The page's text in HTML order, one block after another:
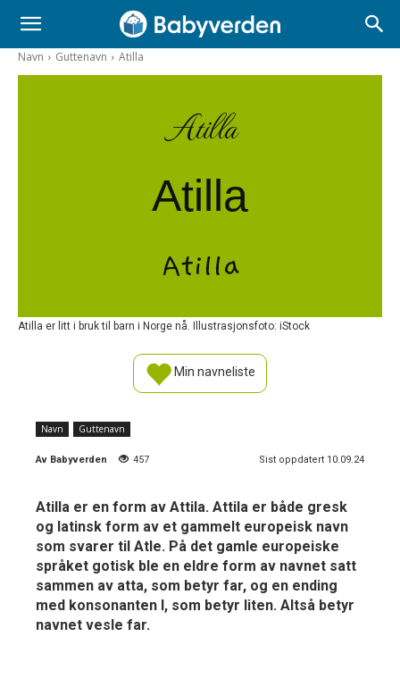
Navn Guttenavn Atilla
Atilla
Atilla
Atilla
Atilla er litt i bruk til barn i Norge nå. Illustrasjonsfoto: iStock
Min navneliste
Navn Guttenavn
Av Babyverden 457 Sist oppdatert 10.09.24
Atilla er en form av Attila. Attila er både gresk
og latinsk form av et gammelt europeisk navn
som svarer til Atle. På det gamle europeiske
språket gotisk ble en eldre form av navnet satt
sammen av atta, som betyr far, og en ending
med konsonanten l, som betyr liten. Altså betyr
navnet vesle far.